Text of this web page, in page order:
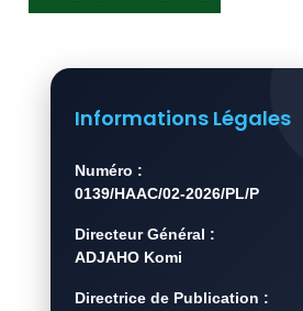
Informations Légales
Numéro :
0139/HAAC/02-2026/PL/P
Directeur Général :
ADJAHO Komi
Directrice de Publication :